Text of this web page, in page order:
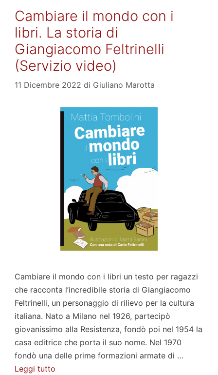
Cambiare il mondo con i
libri. La storia di
Giangiacomo Feltrinelli
(Servizio video)
11 Dicembre 2022 di Giuliano Marotta
Cambiare il mondo con i libri un testo per ragazzi
che racconta l’incredibile storia di Giangiacomo
Feltrinelli, un personaggio di rilievo per la cultura
italiana. Nato a Milano nel 1926, partecipò
giovanissimo alla Resistenza, fondò poi nel 1954 la
casa editrice che porta il suo nome. Nel 1970
fondò una delle prime formazioni armate di …
Leggi tutto